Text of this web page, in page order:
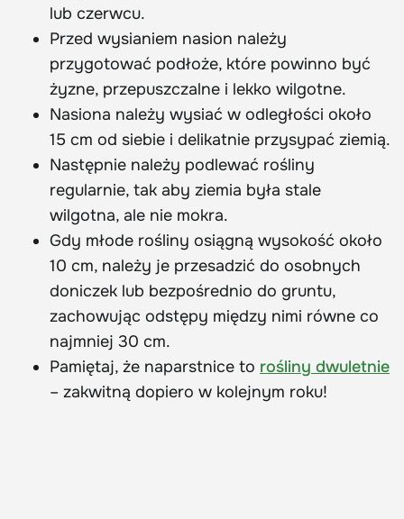
lub czerwcu.
Przed wysianiem nasion należy
przygotować podłoże, które powinno być
żyzne, przepuszczalne i lekko wilgotne.
Nasiona należy wysiać w odległości około
15 cm od siebie i delikatnie przysypać ziemią.
Następnie należy podlewać rośliny
regularnie, tak aby ziemia była stale
wilgotna, ale nie mokra.
Gdy młode rośliny osiągną wysokość około
10 cm, należy je przesadzić do osobnych
doniczek lub bezpośrednio do gruntu,
zachowując odstępy między nimi równe co
najmniej 30 cm.
Pamiętaj, że naparstnice to rośliny dwuletnie
– zakwitną dopiero w kolejnym roku!